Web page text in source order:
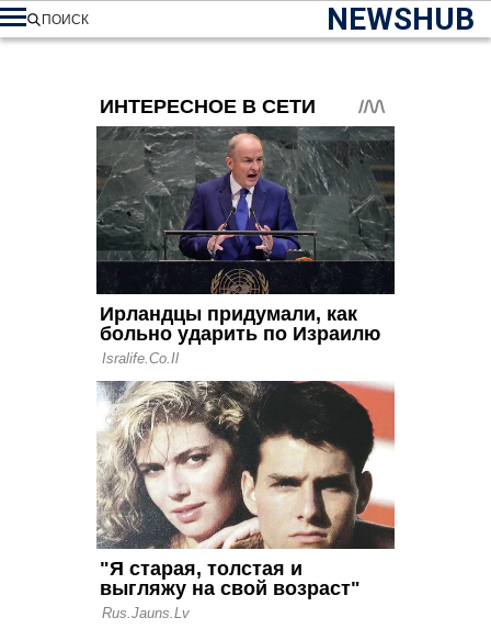
NEWSHUB
ПОИСК